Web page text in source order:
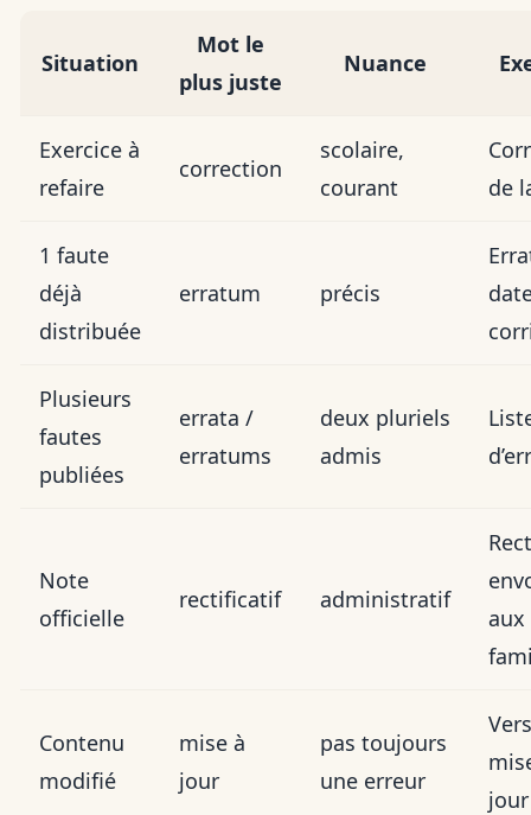
Situation
Mot le
plus juste
Nuance
Exercice à
refaire
correction
scolaire,
courant
de
1 faute
déjà
distribuée
erratum précis
Plusieurs
fautes
publiées
errata /
erratums
deux pluriels
admis
Note
officielle
rectificatif administratif
aux
Contenu
modifié
mise à
jour
pas toujours
une erreur
jour